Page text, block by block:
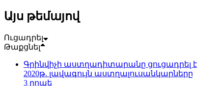
Այս թեմայով
Ուցադրել
Թաքցնել
Գրինվիչի աստղադիտարանը ցուցադրել է
2020թ. լավագույն աստղալուսանկարները
3 րոպե